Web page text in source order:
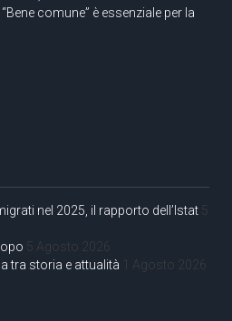
comune” è essenziale per la
nel 2025, il rapporto dell’Istat 5
5 Agosto 2026
tra storia e attualità 1 Agosto 2026